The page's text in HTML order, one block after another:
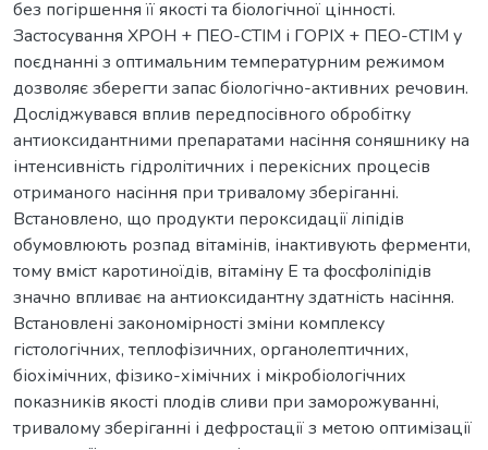
без погіршення її якості та біологічної цінності.
Застосування ХРОН + ПЕО-СТІМ і ГОРІХ + ПЕО-СТІМ у
поєднанні з оптимальним температурним режимом
дозволяє зберегти запас біологічно-активних речовин.
Досліджувався вплив передпосівного обробітку
антиоксидантними препаратами насіння соняшнику на
інтенсивність гідролітичних і перекісних процесів
отриманого насіння при тривалому зберіганні.
Встановлено, що продукти пероксидації ліпідів
обумовлюють розпад вітамінів, інактивують ферменти,
тому вміст каротиноїдів, вітаміну Е та фосфоліпідів
значно впливає на антиоксидантну здатність насіння.
Встановлені закономірності зміни комплексу
гістологічних, теплофізичних, органолептичних,
біохімічних, фізико-хімічних і мікробіологічних
показників якості плодів сливи при заморожуванні,
тривалому зберіганні і дефростації з метою оптимізації